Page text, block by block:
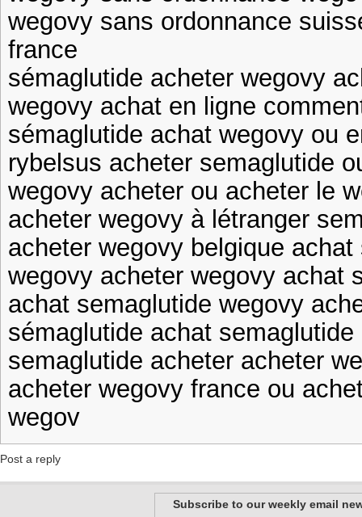
wegovy sans ordonnance
france
sémaglutide acheter wegovy
wegovy achat en ligne
sémaglutide achat wegovy ou
rybelsus acheter semaglutide
wegovy acheter ou acheter le
acheter wegovy à létranger
acheter wegovy belgique achat
wegovy acheter wegovy achat
achat semaglutide wegovy
sémaglutide achat
semaglutide acheter acheter
acheter wegovy france ou
wegov
Post a reply
Subscribe to our weekly email